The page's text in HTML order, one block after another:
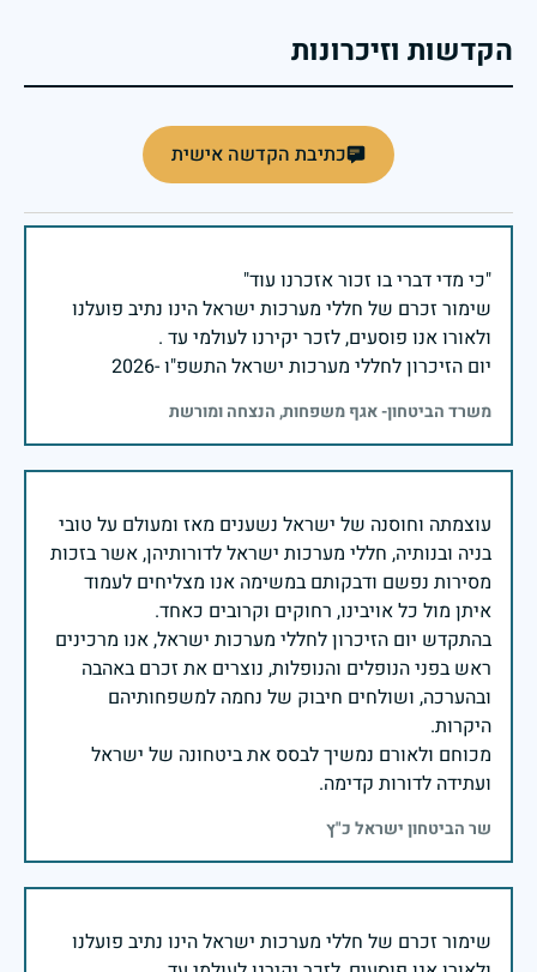
הקדשות וזיכרונות
כתיבת הקדשה אישית
שימור זכרם של חללי מערכות ישראל הינו נתיב פועלנו
יום הזיכרון לחללי מערכות ישראל התשפ"ו -2026
משרד הביטחון- אגף משפחות, הנצחה ומורשת
עוצמתה וחוסנה של ישראל נשענים מאז ומעולם על טובי
בניה ובנותיה, חללי מערכות ישראל לדורותיהן, אשר בזכות
מסירות נפשם ודבקותם במשימה אנו מצליחים לעמוד
בהתקדש יום הזיכרון לחללי מערכות ישראל, אנו מרכינים
ראש בפני הנופלים והנופלות, נוצרים את זכרם באהבה
ובהערכה, ושולחים חיבוק של נחמה למשפחותיהם
מכוחם ולאורם נמשיך לבסס את ביטחונה של ישראל
ועתידה לדורות קדימה.
שר הביטחון ישראל כ"ץ
שימור זכרם של חללי מערכות ישראל הינו נתיב פועלנו